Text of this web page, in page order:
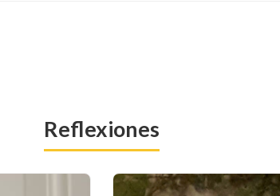
Reflexiones